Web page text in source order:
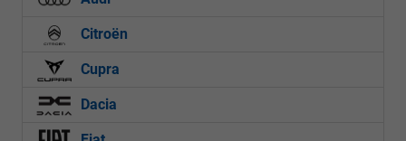
Citroën
Cupra
Dacia